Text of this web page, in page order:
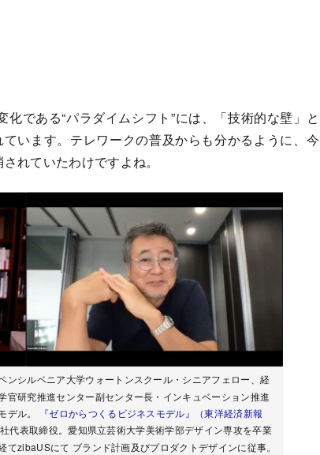
である“パラダイムシフト”には、「技術的な壁」と
います。テレワークの普及からも分かるように、今
れていたわけですよね。
ンシルベニア大学ウォートンスクール・シニアフェロー、経
研究推進センター副センター長・インキュベーション推進
デル。
『ゼロからつくるビジネスモデル』（東洋経済新報
代表取締役。愛知県立芸術大学美術学部デザイン専攻を卒業
zibaUSにて ブランド計画及びプロダクトデザインに従事。